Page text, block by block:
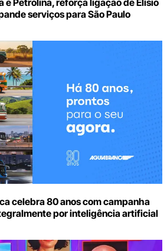
e Petrolina, reforça ligação de Elísio
serviços para São Paulo
celebra 80 anos com campanha
por inteligência artificial